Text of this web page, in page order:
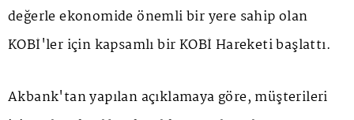
değerle ekonomide önemli bir yere sahip olan
KOBİ'ler için kapsamlı bir KOBİ Hareketi başlattı.
Akbank'tan yapılan açıklamaya göre, müşterileri